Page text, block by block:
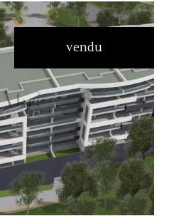
vendu
le bien